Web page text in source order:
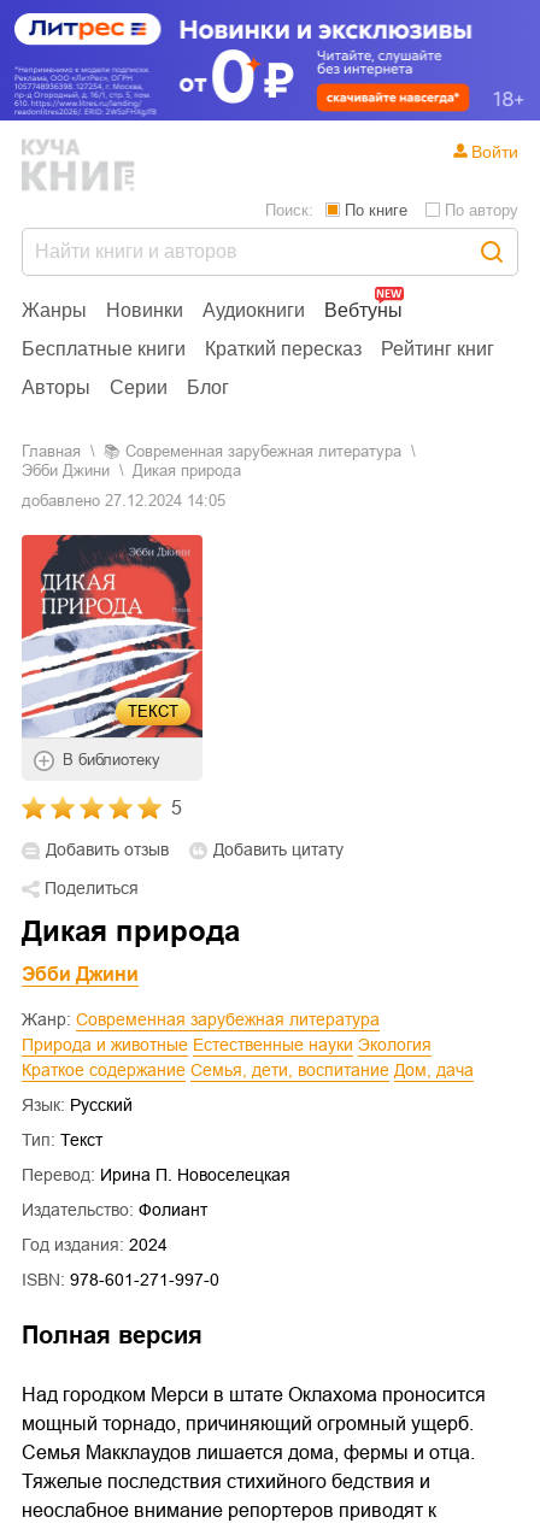
Жанры Новинки Аудиокниги
Вебтуны
Бесплатные книги
Краткий пересказ
Рейтинг книг
Авторы
Серии Блог
Поиск: По книге По автору
Войти
Главная 📚
современная зарубежная литература
Эбби Джини
Дикая природа
добавлено 27.12.2024 14:05
ТЕКСТ
В библиотеку
5
Добавить отзыв
Добавить цитату
Поделиться
Дикая природа
Эбби Джини
Жанр:
Современная зарубежная литература
Природа и животные
Естественные науки
Экология
Краткое содержание
Семья, дети, воспитание
Дом, дача
Язык: Русский
Тип: Текст
Перевод: Ирина П. Новоселецкая
Издательство: Фолиант
Год издания: 2024
ISBN: 978-601-271-997-0
Полная версия
Над городком Мерси в штате Оклахома проносится
мощный торнадо, причиняющий огромный ущерб.
Семья Макклаудов лишается дома, фермы и отца.
Тяжелые последствия стихийного бедствия и
неослабное внимание репортеров приводят к